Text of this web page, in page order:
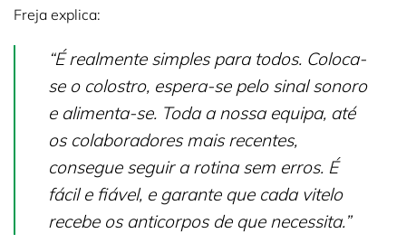
Freja explica:
“É realmente simples para todos. Coloca-
se o colostro, espera-se pelo sinal sonoro
e alimenta-se. Toda a nossa equipa, até
os colaboradores mais recentes,
consegue seguir a rotina sem erros. É
fácil e fiável, e garante que cada vitelo
recebe os anticorpos de que necessita.”